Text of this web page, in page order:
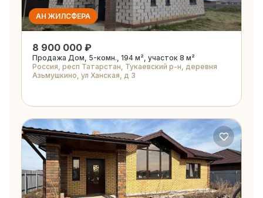
АН ЖИЛСФЕРА
8 900 000 ₽
Продажа Дом, 5-комн., 194 м², участок 8 м²
Россия, респ Татарстан, Тукаевский р-н, деревня
Азьмушкино, ул Ханская, д 3